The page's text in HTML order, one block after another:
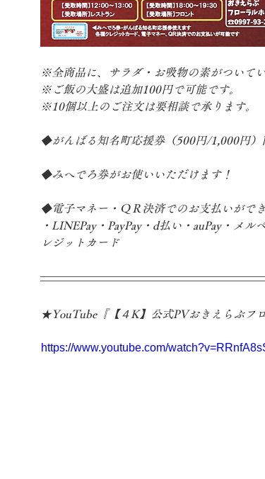
※全商品に、サラダ・お吸物の素がついてい
※ご飯の大盛は追加100円で可能です。
※10個以上のご注文は要相談で承ります。
◆がんばる知名町応援券（500円/1,000円）
◆みへでろ券がお使いいただけます！
◆電子マネー・ＱＲ決済でのお支払いがで
・LINEPay・PayPay・d払い・auPay・メ
レジットカード
★YouTube『【４K】公式PVおきえらぶフ
https://www.youtube.com/